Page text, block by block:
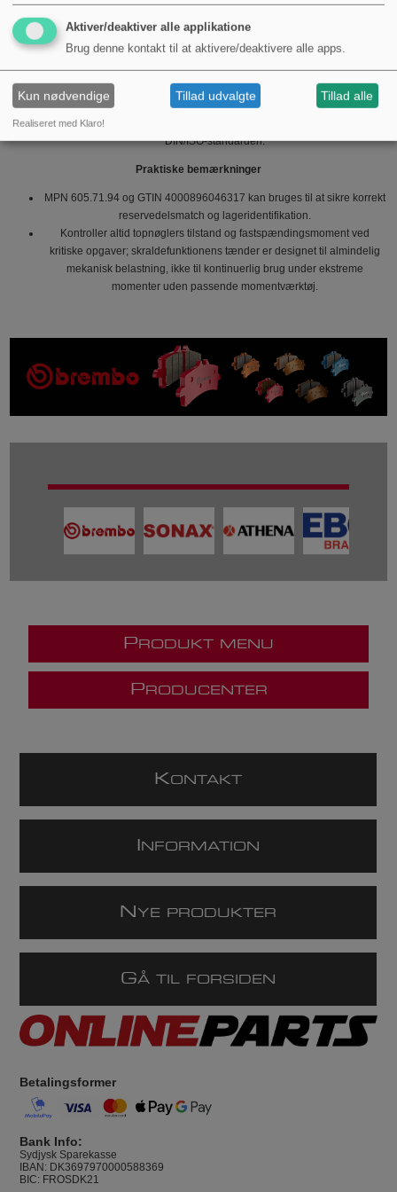
Anvendelsesområder og egnethed
Velegnet til vedligeholdelses- og reparationsopgaver på motorcykler,
lette køretøjer og landbrugsudstyr, hvor 1/2" topnøgler anvendes.
Giver god kontrol ved arbejde i trange områder takket være 32-tands
mekanik og relativt kort total længde.
Passer sammen med standard 1/2" topnøgler og forlængere som følger
DIN/ISO-standarden.
Praktiske bemærkninger
MPN 605.71.94 og GTIN 4000896046317 kan bruges til at sikre korrekt
reservedelsmatch og lageridentifikation.
Kontroller altid topnøglers tilstand og fastspændingsmoment ved
kritiske opgaver; skraldefunktionens tænder er designet til almindelig
mekanisk belastning, ikke til kontinuerlig brug under ekstreme
momenter uden passende momentværktøj.
P RODUKT MENU
P RODUCENTER
KONTAKT
NFORMATION
N YE PRODUKTER
GÅ TIL FORSIDEN
Betalingsformer
Bank Info:
Sydjysk Sparekasse
IBAN: DK3697970000588369
BIC: FROSDK21
Aktiver/deaktiver alle applikatione
Brug denne kontakt til at aktivere/deaktivere alle apps.
Kun nødvendige Tillad udvalgte Tillad alle
Realiseret med Klaro!